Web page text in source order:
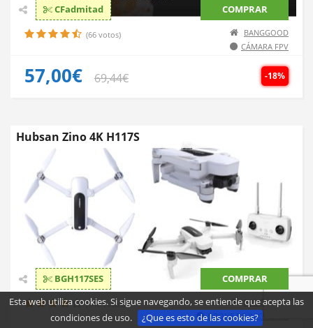
Esta web utiliza cookies. Si sigue navegando, se entiende que acepta las
condiciones de uso.
¿Que es esto de las cookies?
CFadmitad COMPRAR
(66 votos)
BANGGOOD
CÁMARA FPV
-18%
57,00€ 69,44€
Hubsan Zino 4K H117S
BGH117SES COMPRAR
(140 votos)
BANGGOOD
DRONE DE INICIACIÓN